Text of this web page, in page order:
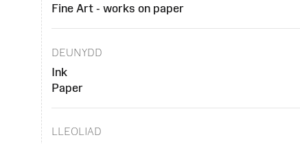
Fine Art - works on paper
DEUNYDD
Ink
Paper
LLEOLIAD